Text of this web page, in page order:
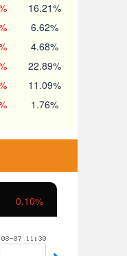
16.21%
6.62%
4.68%
22.89%
11.09%
1.76%
0.10%